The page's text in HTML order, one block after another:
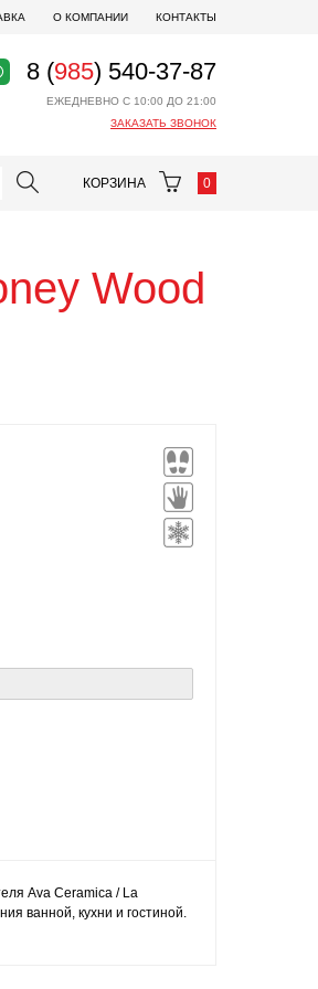
О КОМПАНИИ КОНТАКТЫ
8 (985) 540-37-87
ЕЖЕДНЕВНО С 10:00 ДО 21:00
ЗАКАЗАТЬ ЗВОНОК
КОРЗИНА 0
Wood
Ava Ceramica / La
ванной, кухни и гостиной.